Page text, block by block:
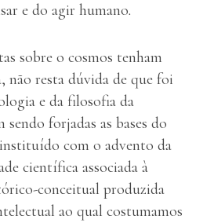
e do agir humano.
sobre o cosmos tenham
não resta dúvida de que foi
e da filosofia da
forjadas as bases do
com o advento da
científica associada à
conceitual produzida
ao qual costumamos